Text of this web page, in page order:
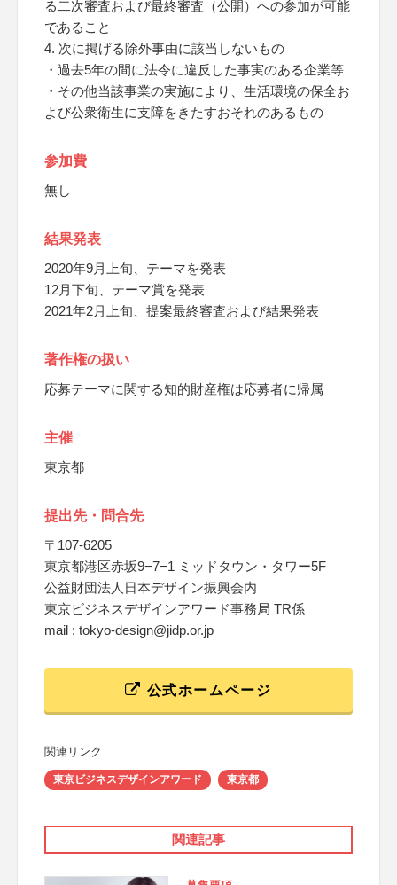
る二次審査および最終審査（公開）への参加が可能
であること
4. 次に掲げる除外事由に該当しないもの
・過去5年の間に法令に違反した事実のある企業等
・その他当該事業の実施により、生活環境の保全お
よび公衆衛生に支障をきたすおそれのあるもの
参加費
無し
結果発表
2020年9月上旬、テーマを発表
12月下旬、テーマ賞を発表
2021年2月上旬、提案最終審査および結果発表
著作権の扱い
応募テーマに関する知的財産権は応募者に帰属
主催
東京都
提出先・問合先
〒107-6205
東京都港区赤坂9−7−1 ミッドタウン・タワー5F
公益財団法人日本デザイン振興会内
東京ビジネスデザインアワード事務局 TR係
mail : tokyo-design@jidp.or.jp
公式ホームページ
関連リンク
東京ビジネスデザインアワード 東京都
関連記事